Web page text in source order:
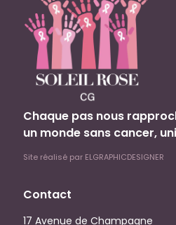
Chaque pas nous
un monde sans cancer,
Site réalisé par ELGRAPHICDESIGNER
Contact
17 Avenue de Champagne